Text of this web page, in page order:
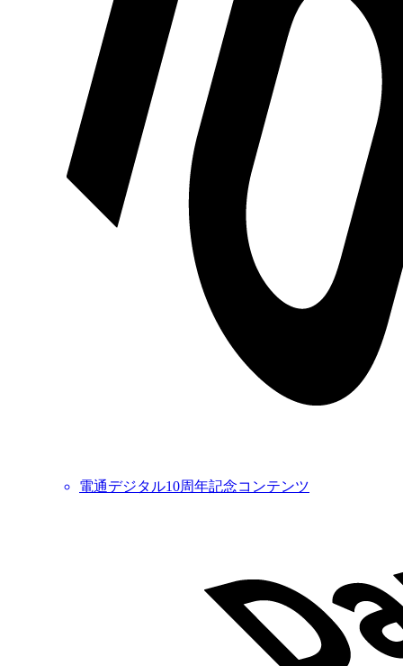
電通デジタル10周年記念コンテンツ